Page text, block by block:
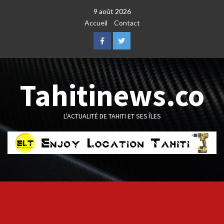
9 août 2026
Accueil
Contact
FacebookTwitter
Tahitinews.co
L'ACTUALITÉ DE TAHITI ET SES ÎLES